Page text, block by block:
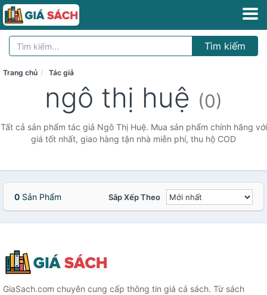
Tìm kiếm
Trang chủ Tác giả
ngô thị huệ (0)
Tất cả sản phẩm tác giả Ngô Thị Huệ. Mua sản phẩm chính hãng với
giá tốt nhất, giao hàng tận nhà miễn phí, thu hộ COD
0 Sản Phẩm Sắp Xếp Theo
GiaSach.com chuyên cung cấp thông tin giá cả sách. Từ sách